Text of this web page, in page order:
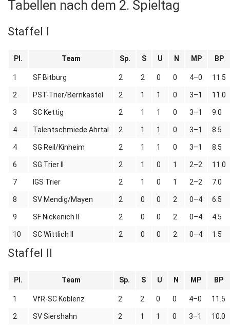
Tabellen nach dem 2. Spieltag
Staffel I
Pl. Team Sp. S U N MP BP
1 SF Bitburg 2 2 0 0 4–0 11.5
2 PST-Trier/Bernkastel 2 1 1 0 3–1 11.0
3 SC Kettig 2 1 1 0 3–1 9.0
4 Talentschmiede Ahrtal 2 1 1 0 3–1 8.5
4 SG Reil/Kinheim 2 1 1 0 3–1 8.5
6 SG Trier II 2 1 0 1 2–2 11.0
7 IGS Trier 2 1 0 1 2–2 7.0
8 SV Mendig/Mayen 2 0 0 2 0–4 6.5
9 SF Nickenich II 2 0 0 2 0–4 4.5
10 SC Wittlich II 2 0 0 2 0–4 1.5
Staffel II
Pl. Team Sp. S U N MP BP
1 VfR-SC Koblenz 2 2 0 0 4–0 11.5
2 SV Siershahn 2 1 1 0 3–1 10.0